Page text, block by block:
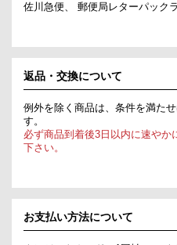
佐川急便、 郵便局レターパック
返品・交換について
例外を除く商品は、条件を満た
す。
必ず商品到着後3日以内に速やか
下さい。
お支払い方法について